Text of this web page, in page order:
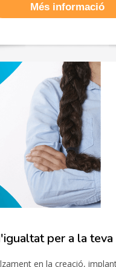
Més informació
per a la teva
en la creació,